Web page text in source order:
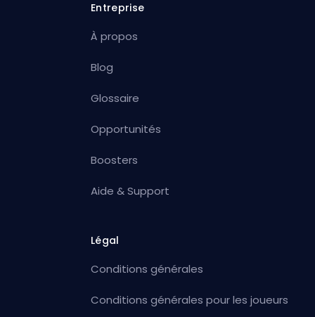
Entreprise
À propos
Blog
Glossaire
Opportunités
Boosters
Aide & Support
Légal
Conditions générales
Conditions générales pour les joueurs